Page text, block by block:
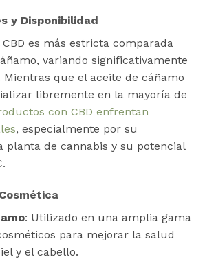
y Disponibilidad
es más estricta comparada
variando significativamente
que el aceite de cáñamo
libremente en la mayoría de
con CBD enfrentan
, especialmente por su
planta de cannabis y su potencial
​.
: Utilizado en una amplia gama
para mejorar la salud
y el cabello.